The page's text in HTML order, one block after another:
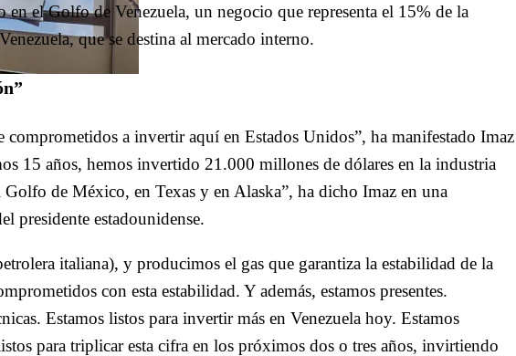
el Golfo de Venezuela, un negocio que representa el 15% de la
que se destina al mercado interno.
comprometidos a invertir aquí en Estados Unidos”, ha manifestado Imaz
15 años, hemos invertido 21.000 millones de dólares en la industria
de México, en Texas y en Alaska”, ha dicho Imaz en una
presidente estadounidense.
italiana), y producimos el gas que garantiza la estabilidad de la
con esta estabilidad. Y además, estamos presentes.
Estamos listos para invertir más en Venezuela hoy. Estamos
para triplicar esta cifra en los próximos dos o tres años, invirtiendo